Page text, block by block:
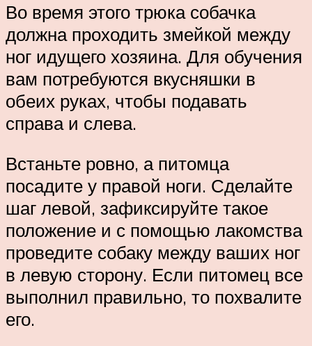
Во время этого трюка собачка
должна проходить змейкой между
ног идущего хозяина. Для обучения
вам потребуются вкусняшки в
обеих руках, чтобы подавать
справа и слева.
Встаньте ровно, а питомца
посадите у правой ноги. Сделайте
шаг левой, зафиксируйте такое
положение и с помощью лакомства
проведите собаку между ваших ног
в левую сторону. Если питомец все
выполнил правильно, то похвалите
его.